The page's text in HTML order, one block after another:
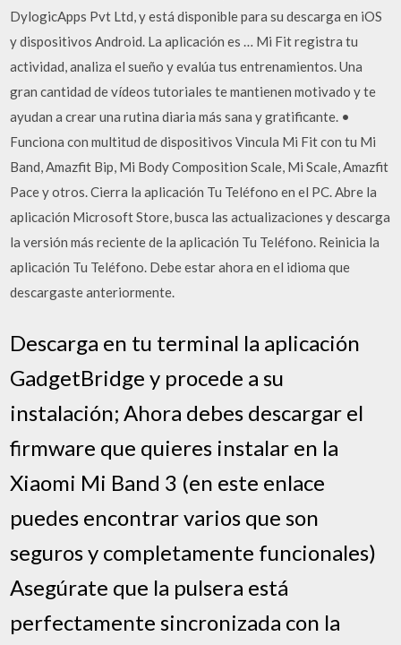
DylogicApps Pvt Ltd, y está disponible para su descarga en iOS
y dispositivos Android. La aplicación es … Mi Fit registra tu
actividad, analiza el sueño y evalúa tus entrenamientos. Una
gran cantidad de vídeos tutoriales te mantienen motivado y te
ayudan a crear una rutina diaria más sana y gratificante. •
Funciona con multitud de dispositivos Vincula Mi Fit con tu Mi
Band, Amazfit Bip, Mi Body Composition Scale, Mi Scale, Amazfit
Pace y otros. Cierra la aplicación Tu Teléfono en el PC. Abre la
aplicación Microsoft Store, busca las actualizaciones y descarga
la versión más reciente de la aplicación Tu Teléfono. Reinicia la
aplicación Tu Teléfono. Debe estar ahora en el idioma que
descargaste anteriormente.
Descarga en tu terminal la aplicación
GadgetBridge y procede a su
instalación; Ahora debes descargar el
firmware que quieres instalar en la
Xiaomi Mi Band 3 (en este enlace
puedes encontrar varios que son
seguros y completamente funcionales)
Asegúrate que la pulsera está
perfectamente sincronizada con la